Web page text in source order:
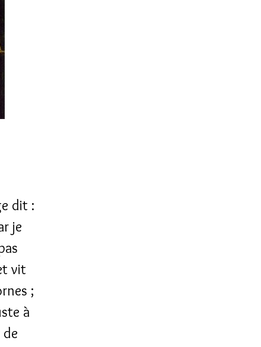
dit :
je
vit
;
à